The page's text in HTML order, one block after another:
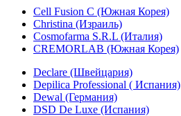
Cell Fusion C (Южная Корея)
Christina (Израиль)
Cosmofarma S.R.L (Италия)
CREMORLAB (Южная Корея)
Declare (Швейцария)
Depilica Professional ( Испания)
Dewal (Германия)
DSD De Luxe (Испания)